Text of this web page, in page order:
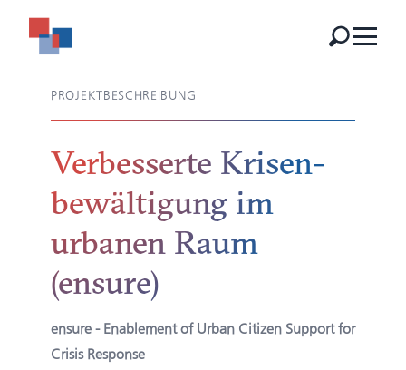
PROJEKTBESCHREIBUNG
Verbesserte Krisen­
bewälti­gung im
urbanen Raum
(ensure)
ensure - Enablement of Urban Citizen Support for
Crisis Response